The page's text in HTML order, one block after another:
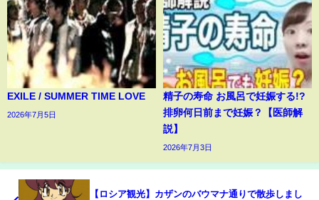
EXILE / SUMMER TIME LOVE
2026年7月5日
精子の寿命 お風呂で妊娠する!?
排卵何日前まで妊娠？【医師解
説】
2026年7月3日
【ロシア観光】カザンのバウマナ通りで散歩しまし